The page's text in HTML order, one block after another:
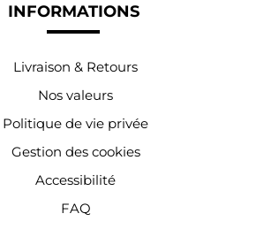
INFORMATIONS
Livraison & Retours
Nos valeurs
Politique de vie privée
Gestion des cookies
Accessibilité
FAQ